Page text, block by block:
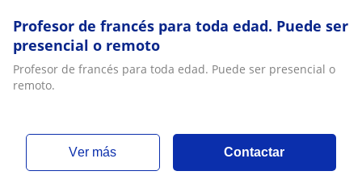
Profesor de francés para toda edad. Puede ser
presencial o remoto
Profesor de francés para toda edad. Puede ser presencial o
remoto.
ver más Contactar